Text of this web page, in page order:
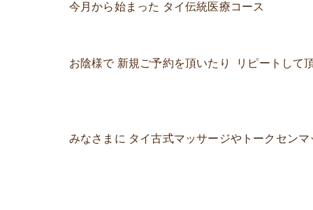
今月から始まった タイ伝統医療コース
お陰様で 新規ご予約を頂いたり リピートして
みなさまに タイ古式マッサージやトークセン